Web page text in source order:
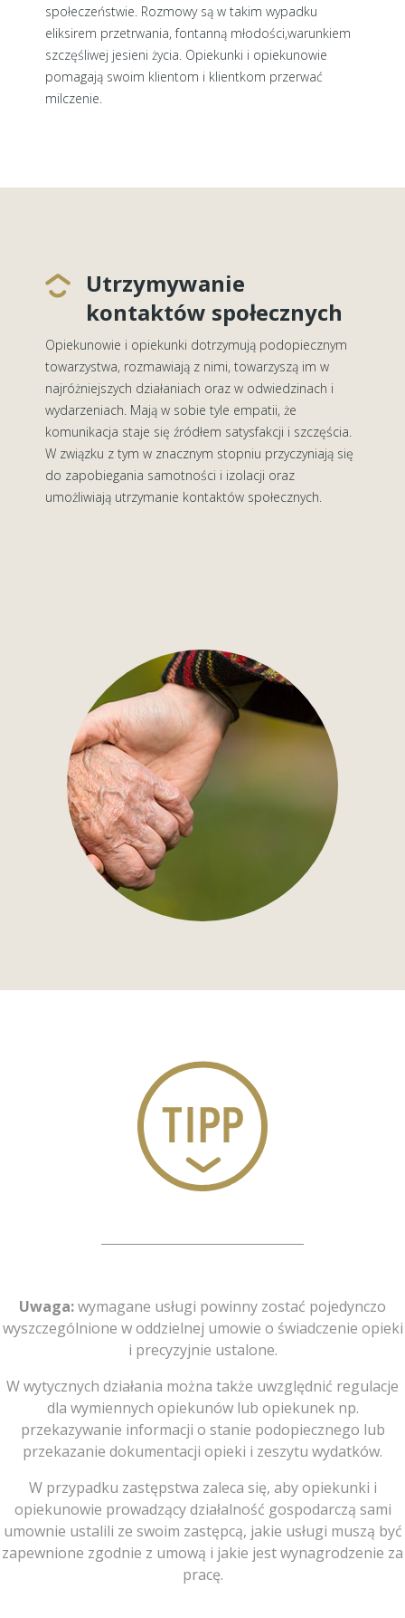
społeczeństwie. Rozmowy są w takim wypadku
eliksirem przetrwania, fontanną młodości,warunkiem
szczęśliwej jesieni życia. Opiekunki i opiekunowie
pomagają swoim klientom i klientkom przerwać
milczenie.
Utrzymywanie
kontaktów społecznych
Opiekunowie i opiekunki dotrzymują podopiecznym
towarzystwa, rozmawiają z nimi, towarzyszą im w
najróżniejszych działaniach oraz w odwiedzinach i
wydarzeniach. Mają w sobie tyle empatii, że
komunikacja staje się źródłem satysfakcji i szczęścia.
W związku z tym w znacznym stopniu przyczyniają się
do zapobiegania samotności i izolacji oraz
umożliwiają utrzymanie kontaktów społecznych.
Uwaga:wymagane usługi powinny zostać pojedynczo
wyszczególnione w oddzielnej umowie o świadczenie opieki
i precyzyjnie ustalone.
W wytycznych działania można także uwzględnić regulacje
dla wymiennych opiekunów lub opiekunek np.
przekazywanie informacji o stanie podopiecznego lub
przekazanie dokumentacji opieki i zeszytu wydatków.
W przypadku zastępstwa zaleca się, aby opiekunki i
opiekunowie prowadzący działalność gospodarczą sami
umownie ustalili ze swoim zastępcą, jakie usługi muszą być
zapewnione zgodnie z umową i jakie jest wynagrodzenie za
pracę.